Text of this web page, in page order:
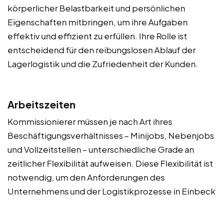
körperlicher Belastbarkeit und persönlichen
Eigenschaften mitbringen, um ihre Aufgaben
effektiv und effizient zu erfüllen. Ihre Rolle ist
entscheidend für den reibungslosen Ablauf der
Lagerlogistik und die Zufriedenheit der Kunden.
Arbeitszeiten
Kommissionierer müssen je nach Art ihres
Beschäftigungsverhältnisses – Minijobs, Nebenjobs
und Vollzeitstellen – unterschiedliche Grade an
zeitlicher Flexibilität aufweisen. Diese Flexibilität ist
notwendig, um den Anforderungen des
Unternehmens und der Logistikprozesse in Einbeck